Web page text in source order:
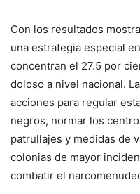
Con los resultados
una estrategia especial
concentran el 27.5 por
doloso a nivel nacional.
acciones para regular
negros, normar los
patrullajes y medidas de
colonias de mayor
combatir el